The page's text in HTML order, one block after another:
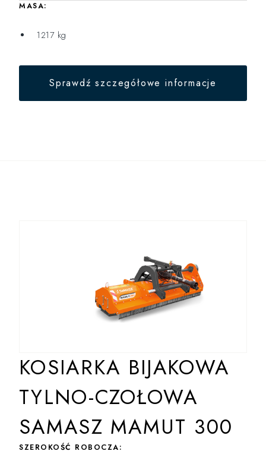
MASA:
1217 kg
Sprawdź szczegółowe informacje
KOSIARKA BIJAKOWA
TYLNO-CZOŁOWA
SAMASZ MAMUT 300
SZEROKOŚĆ ROBOCZA: